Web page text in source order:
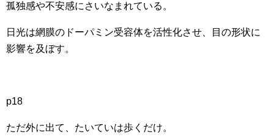
孤独感や不安感にさいなまれている。
日光は網膜のドーパミン受容体を活性化させ、目の形状に
影響を及ぼす。
p18
ただ外に出て、たいていは歩くだけ。